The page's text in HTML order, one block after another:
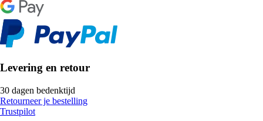
Levering en retour
30 dagen bedenktijd
Retourneer je bestelling
Trustpilot